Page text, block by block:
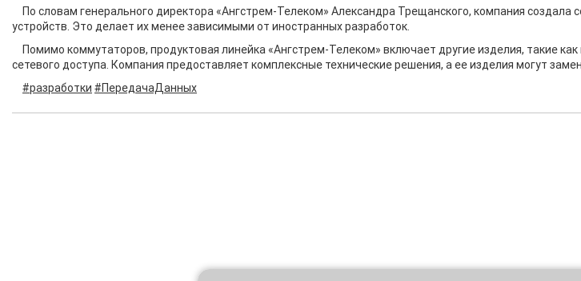
По словам генерального директора «Ангстрем-Телеком» Александра Трещанского, компания создала
устройств. Это делает их менее зависимыми от иностранных разработок.
Помимо коммутаторов, продуктовая линейка «Ангстрем-Телеком» включает другие изделия, такие
сетевого доступа. Компания предоставляет комплексные технические решения, а ее изделия могут
#разработки #ПередачаДанных